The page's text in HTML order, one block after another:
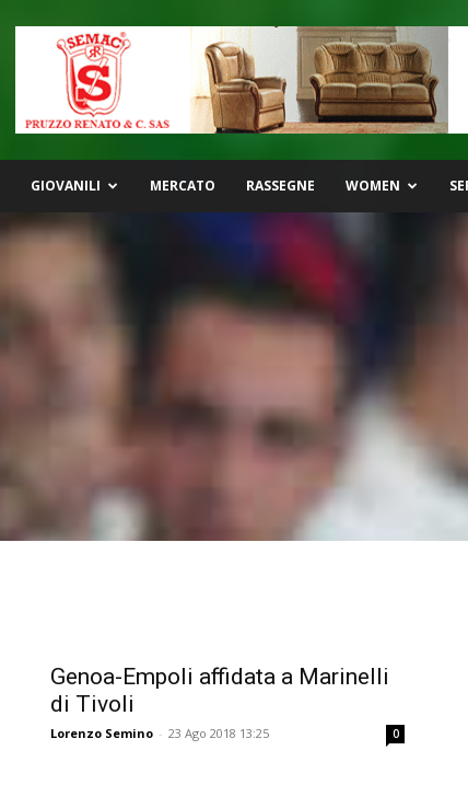
GIOVANILI MERCATO RASSEGNE WOMEN
Genoa-Empoli affidata a Marinelli
di Tivoli
Lorenzo Semino - 23 Ago 2018 13:25 0